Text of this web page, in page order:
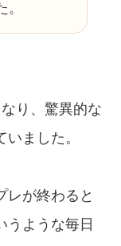
り、驚異的な
ました。
レが終わると
うような毎日